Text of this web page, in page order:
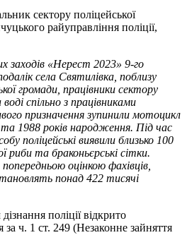
сектору поліцейської
райуправління поліції,
заходів «Нерест 2023» 9-го
села Святилівка, поблизу
громади, працівники сектору
воді спільно з працівниками
призначення зупинили мотоцикл
та 1988 років народження. Під час
поліцейські виявили близько 100
риби та браконьєрські сітки.
оцінкою фахівців,
понад 422 тисячі
поліції відкрито
ч. 1 ст. 249 (Незаконне зайняття